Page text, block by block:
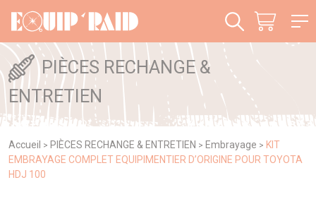
PIÈCES RECHANGE &
ENTRETIEN
Accueil > PIÈCES RECHANGE & ENTRETIEN > Embrayage > KIT
EMBRAYAGE COMPLET EQUIPIMENTIER D’ORIGINE POUR TOYOTA
HDJ 100
Panneau de gestion des cookies